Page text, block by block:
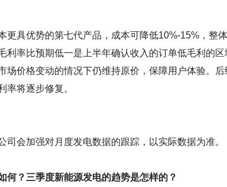
具优势的第七代产品，成本可降低10%-15%，整
率比预期低一是上半年确认收入的订单低毛利的区
价格变动的情况下仍维持原价，保障用户体验。后
率将逐步修复。
会加强对月度发电数据的跟踪，以实际数据为准。
何？三季度新能源发电的趋势是怎样的？